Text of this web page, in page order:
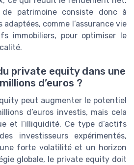
patrimoine consiste donc à
adaptées, comme l’assurance vie
immobiliers, pour optimiser le
private equity dans une
d’euros ?
peut augmenter le potentiel
d’euros investis, mais cela
et l’illiquidité. Ce type d’actifs
investisseurs expérimentés,
une forte volatilité et un horizon
globale, le private equity doit